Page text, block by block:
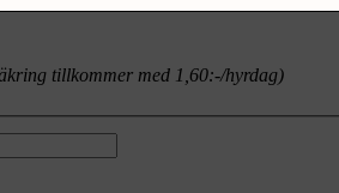
tillkommer med 1,60:-/hyrdag)